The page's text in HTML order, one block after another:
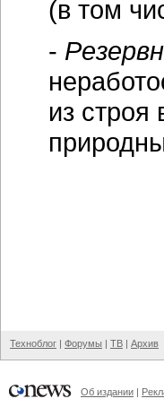
(в том
-
из строя
Техноблог | Форумы | ТВ | Архив
Об издании |